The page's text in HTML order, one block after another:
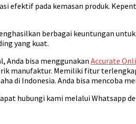
efektif pada kemasan produk.
berbagai keuntungan
yang kuat.
Anda bisa menggunakan Accurate
manufaktur. Memiliki fitur
di Indonesia. Anda bisa mencoba
hubungi kami melalui Whatsapp